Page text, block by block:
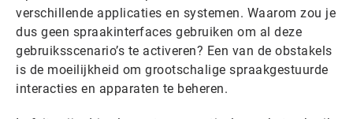
verschillende applicaties en systemen. Waarom zou je
dus geen spraakinterfaces gebruiken om al deze
gebruiksscenario’s te activeren? Een van de obstakels
is de moeilijkheid om grootschalige spraakgestuurde
interacties en apparaten te beheren.